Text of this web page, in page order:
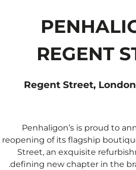
REGENT
Penhaligon’s is proud to
reopening of its flagship
Street, an exquisite
defining new chapter in the